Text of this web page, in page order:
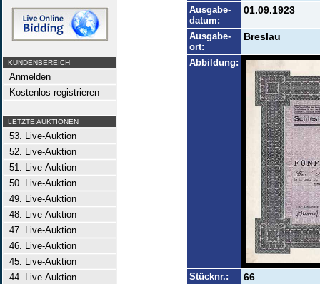
KUNDENBEREICH
Anmelden
Kostenlos registrieren
LETZTE AUKTIONEN
53. Live-Auktion
52. Live-Auktion
51. Live-Auktion
50. Live-Auktion
49. Live-Auktion
48. Live-Auktion
47. Live-Auktion
46. Live-Auktion
45. Live-Auktion
44. Live-Auktion
Ausgabe-
datum:
01.09.1923
Ausgabe-
ort:
Breslau
Abbildung:
Stücknr.: 66